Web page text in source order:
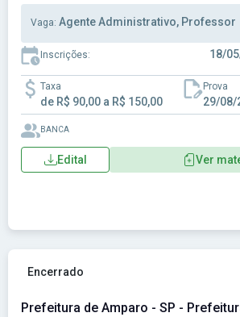
Vaga: Agente Administrativo, Professor
Inscrições: 18/
Taxa
de R$ 90,00 a R$ 150,00
Prova
29/08/
BANCA
Edital Ver
Ver concurso: Prefeitura de Amparo
Encerrado
Prefeitura de Amparo - SP -